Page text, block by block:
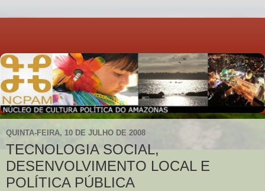
QUINTA-FEIRA, 10 DE JULHO DE 2008
TECNOLOGIA SOCIAL,
DESENVOLVIMENTO LOCAL E
POLÍTICA PÚBLICA